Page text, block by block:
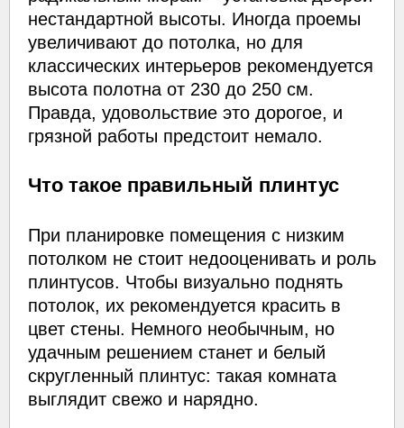
нестандартной высоты. Иногда проемы
увеличивают до потолка, но для
классических интерьеров рекомендуется
высота полотна от 230 до 250 см.
Правда, удовольствие это дорогое, и
грязной работы предстоит немало.
Что такое правильный плинтус
При планировке помещения с низким
потолком не стоит недооценивать и роль
плинтусов. Чтобы визуально поднять
потолок, их рекомендуется красить в
цвет стены. Немного необычным, но
удачным решением станет и белый
скругленный плинтус: такая комната
выглядит свежо и нарядно.